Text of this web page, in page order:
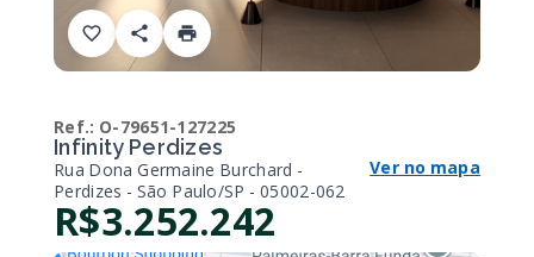
Ref.: O-79651-127225
Infinity Perdizes
Rua Dona Germaine Burchard -
Perdizes - São Paulo/SP - 05002-062
Ver no mapa
R$3.252.242